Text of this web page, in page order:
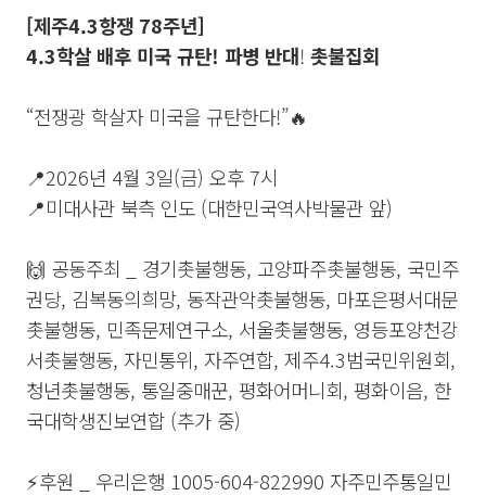
[제주4.3항쟁 78주년]
4.3학살 배후 미국 규탄! 파병 반대! 촛불집회
“전쟁광 학살자 미국을 규탄한다!”🔥
📍2026년 4월 3일(금) 오후 7시
📍미대사관 북측 인도 (대한민국역사박물관 앞)
🙌 공동주최 _ 경기촛불행동, 고양파주촛불행동, 국민주
권당, 김복동의희망, 동작관악촛불행동, 마포은평서대문
촛불행동, 민족문제연구소, 서울촛불행동, 영등포양천강
서촛불행동, 자민통위, 자주연합, 제주4.3범국민위원회,
청년촛불행동, 통일중매꾼, 평화어머니회, 평화이음, 한
국대학생진보연합 (추가 중)
⚡️후원 _ 우리은행 1005-604-822990 자주민주통일민